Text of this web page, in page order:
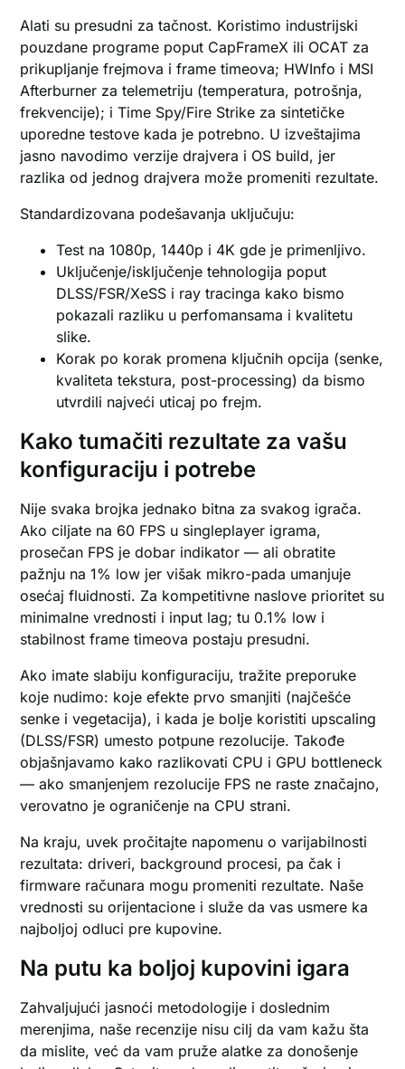
Alati su presudni za tačnost. Koristimo industrijski
pouzdane programe poput CapFrameX ili OCAT za
prikupljanje frejmova i frame timeova; HWInfo i MSI
Afterburner za telemetriju (temperatura, potrošnja,
frekvencije); i Time Spy/Fire Strike za sintetičke
uporedne testove kada je potrebno. U izveštajima
jasno navodimo verzije drajvera i OS build, jer
razlika od jednog drajvera može promeniti rezultate.
Standardizovana podešavanja uključuju:
Test na 1080p, 1440p i 4K gde je primenljivo.
Uključenje/isključenje tehnologija poput
DLSS/FSR/XeSS i ray tracinga kako bismo
pokazali razliku u perfomansama i kvalitetu
slike.
Korak po korak promena ključnih opcija (senke,
kvaliteta tekstura, post-processing) da bismo
utvrdili najveći uticaj po frejm.
Kako tumačiti rezultate za vašu
konfiguraciju i potrebe
Nije svaka brojka jednako bitna za svakog igrača.
Ako ciljate na 60 FPS u singleplayer igrama,
prosečan FPS je dobar indikator — ali obratite
pažnju na 1% low jer višak mikro-pada umanjuje
osećaj fluidnosti. Za kompetitivne naslove prioritet su
minimalne vrednosti i input lag; tu 0.1% low i
stabilnost frame timeova postaju presudni.
Ako imate slabiju konfiguraciju, tražite preporuke
koje nudimo: koje efekte prvo smanjiti (najčešće
senke i vegetacija), i kada je bolje koristiti upscaling
(DLSS/FSR) umesto potpune rezolucije. Takođe
objašnjavamo kako razlikovati CPU i GPU bottleneck
— ako smanjenjem rezolucije FPS ne raste značajno,
verovatno je ograničenje na CPU strani.
Na kraju, uvek pročitajte napomenu o varijabilnosti
rezultata: driveri, background procesi, pa čak i
firmware računara mogu promeniti rezultate. Naše
vrednosti su orijentacione i služe da vas usmere ka
najboljoj odluci pre kupovine.
Na putu ka boljoj kupovini igara
Zahvaljujući jasnoći metodologije i doslednim
merenjima, naše recenzije nisu cilj da vam kažu šta
da mislite, već da vam pruže alatke za donošenje